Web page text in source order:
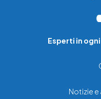
Esperti in
Notizie